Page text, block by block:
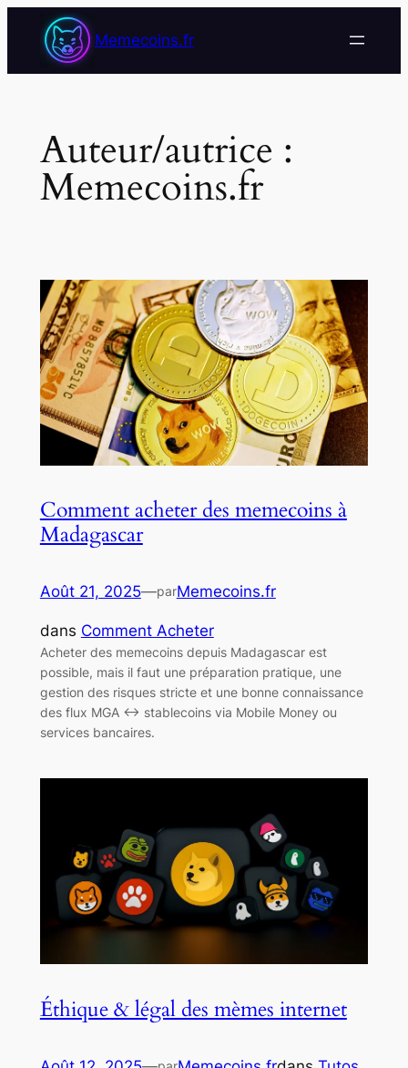
contenu
Memecoins.fr
Auteur/autrice :
Memecoins.fr
Comment acheter des memecoins à
Madagascar
Août 21, 2025—parMemecoins.fr
dans Comment Acheter
Acheter des memecoins depuis Madagascar est
possible, mais il faut une préparation pratique, une
gestion des risques stricte et une bonne connaissance
des flux MGA ↔ stablecoins via Mobile Money ou
services bancaires.
Éthique & légal des mèmes internet